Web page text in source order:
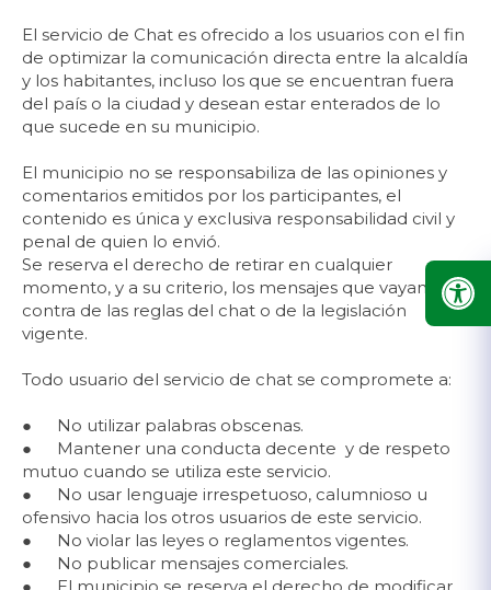
El servicio de Chat es ofrecido a los usuarios con el fin
de optimizar la comunicación directa entre la alcaldía
y los habitantes, incluso los que se encuentran fuera
del país o la ciudad y desean estar enterados de lo
que sucede en su municipio.
El municipio no se responsabiliza de las opiniones y
comentarios emitidos por los participantes, el
contenido es única y exclusiva responsabilidad civil y
penal de quien lo envió.
Se reserva el derecho de retirar en cualquier
momento, y a su criterio, los mensajes que vayan en
contra de las reglas del chat o de la legislación
vigente.
Todo usuario del servicio de chat se compromete a:
●
No utilizar palabras obscenas.
●
Mantener una conducta decente y de respeto
mutuo cuan​do se utiliza este servicio.
●
No usar lenguaje irrespetuoso, calumnioso u
ofensivo hacia los otros usuarios de este servicio.
●
No violar las leyes o reglamentos vigentes.
●
No publicar mensajes comerciales.